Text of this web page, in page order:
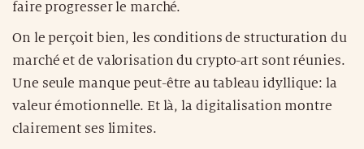
faire progresser le marché.
On le perçoit bien, les conditions de structuration du
marché et de valorisation du crypto-art sont réunies.
Une seule manque peut-être au tableau idyllique: la
valeur émotionnelle. Et là, la digitalisation montre
clairement ses limites.